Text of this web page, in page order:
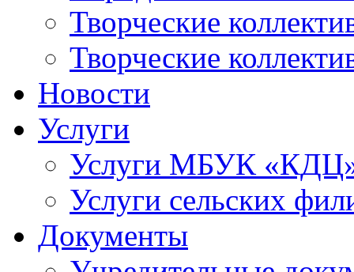
Творческие
Творческие
Новости
Услуги
Услуги МБУК
Услуги сельских
Документы